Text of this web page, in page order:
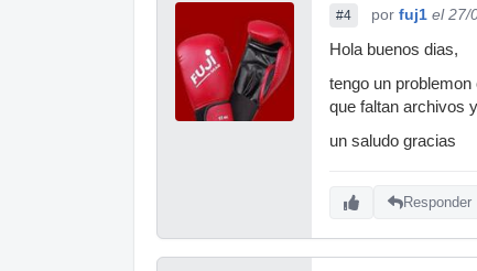
#4 por fuj1 el 27/
Hola buenos dias,
tengo un
que faltan archivos
un saludo gracias
Responder